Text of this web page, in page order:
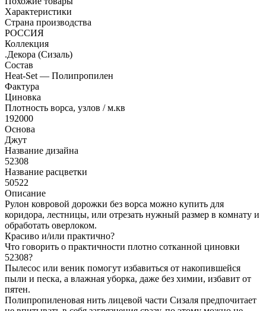
Характеристики
Страна производства
РОССИЯ
Коллекция
.Декора (Сизаль)
Состав
Heat-Set — Полипропилен
Фактура
Циновка
Плотность ворса, узлов / м.кв
192000
Основа
Джут
Название дизайна
52308
Название расцветки
50522
Описание
Рулон ковровой дорожки без ворса можно купить для
коридора, лестницы, или отрезать нужный размер в комнату и
обработать оверлоком.
Красиво и/или практично?
Что говорить о практичности плотно сотканной циновки
52308?
Пылесос или веник помогут избавиться от накопившейся
пыли и песка, а влажная уборка, даже без химии, избавит от
пятен.
Полипропиленовая нить лицевой части Сизаля предпочитает